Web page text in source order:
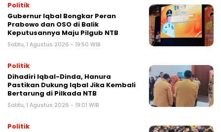
Politik
Gubernur Iqbal Bongkar Peran
Prabowo dan OSO di Balik
Keputusannya Maju Pilgub NTB
Sabtu, 1 Agustus 2026 - 19:50 WIB
Politik
Dihadiri Iqbal-Dinda, Hanura
Pastikan Dukung Iqbal Jika Kembali
Bertarung di Pilkada NTB
Sabtu, 1 Agustus 2026 - 19:01 WIB
Politik